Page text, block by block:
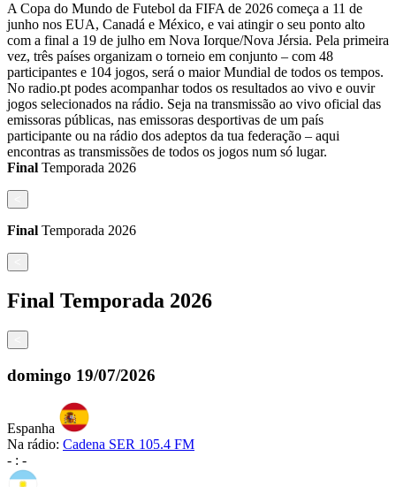
A Copa do Mundo de Futebol da FIFA de 2026 começa a 11 de
junho nos EUA, Canadá e México, e vai atingir o seu ponto alto
com a final a 19 de julho em Nova Iorque/Nova Jérsia. Pela primeira
vez, três países organizam o torneio em conjunto – com 48
participantes e 104 jogos, será o maior Mundial de todos os tempos.
No radio.pt podes acompanhar todos os resultados ao vivo e ouvir
jogos selecionados na rádio. Seja na transmissão ao vivo oficial das
emissoras públicas, nas emissoras desportivas de um país
participante ou na rádio dos adeptos da tua federação – aqui
encontras as transmissões de todos os jogos num só lugar.
Final Temporada 2026
Final Temporada 2026
Final Temporada 2026
domingo 19/07/2026
Espanha
Na rádio: Cadena SER 105.4 FM
- : -